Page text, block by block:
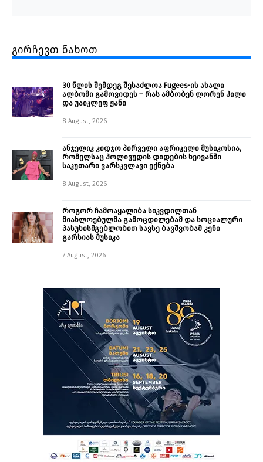
გირჩევთ ნახოთ
30 წლის შემდეგ შესაძლოა Fugees-ის ახალი
ალბომი გამოვიდეს – რას ამბობენ ლორენ ჰილი
და უაიკლეფ ჟანი
8 August, 2026
ანჯელიკ კიდჯო პირველი აფრიკელი მუსიკოსია,
რომელსაც ჰოლივუდის დიდების ხეივანში
საკუთარი ვარსკვლავი ექნება
8 August, 2026
როგორ ჩამოაყალიბა სიკვდილთან
მიახლოებულმა გამოცდილებამ და სოციალური
პასუხისმგებლობით სავსე ბავშვობამ კენი
გარსიას მუსიკა
7 August, 2026